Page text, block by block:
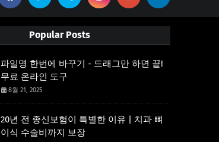
Popular Posts
파일명 한번에 바꾸기 - 드래그만 하면 끝!
무료 온라인 도구
8월 21, 2025
20년 전 종신보험이 특별한 이유 | 치과 뼈
이식 수술비까지 보장